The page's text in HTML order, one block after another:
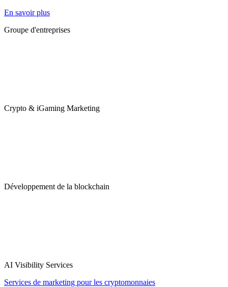
En savoir plus
Groupe d'entreprises
Crypto & iGaming Marketing
Développement de la blockchain
AI Visibility Services
Services de marketing pour les cryptomonnaies